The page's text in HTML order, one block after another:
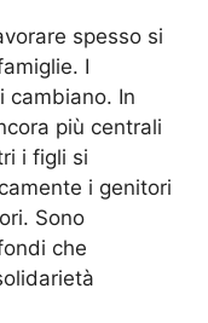
spesso si
I
cambiano. In
più centrali
i figli si
i genitori
Sono
che